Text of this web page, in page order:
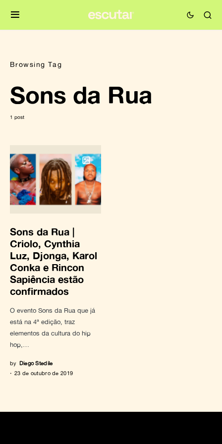
Browsing Tag
Sons da Rua
1 post
Sons da Rua |
Criolo, Cynthia
Luz, Djonga, Karol
Conka e Rincon
Sapiência estão
confirmados
O evento Sons da Rua que já
está na 4ª edição, traz
elementos da cultura do hip
hop,…
by Diego Stedile
23 de outubro de 2019